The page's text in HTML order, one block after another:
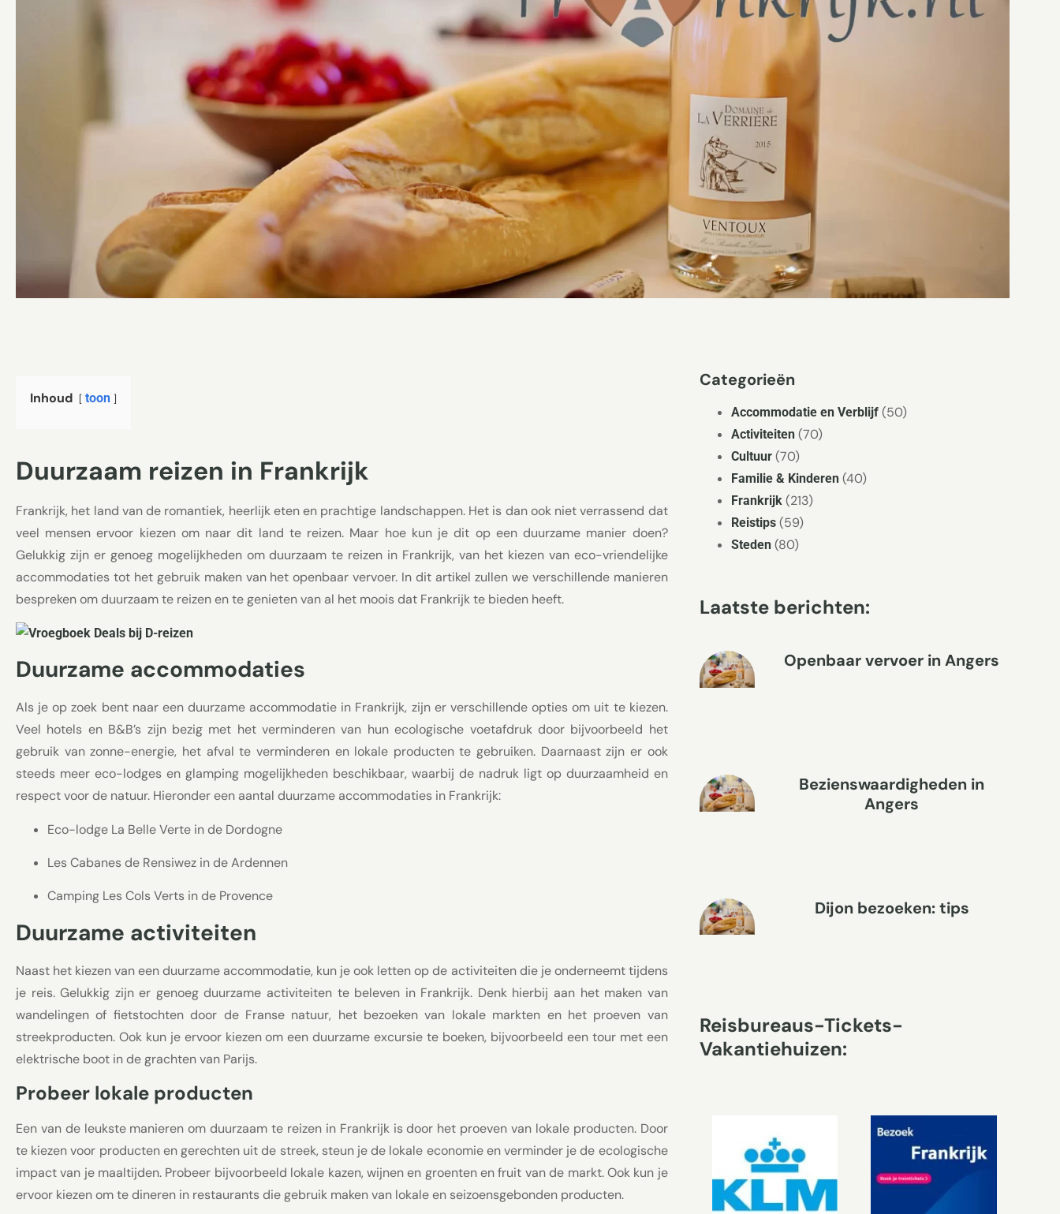
Inhoud toon
Duurzaam reizen in Frankrijk
Frankrijk, het land van de romantiek, heerlijk eten en prachtige landschappen. Het is dan ook niet verrassend dat
veel mensen ervoor kiezen om naar dit land te reizen. Maar hoe kun je dit op een duurzame manier doen?
Gelukkig zijn er genoeg mogelijkheden om duurzaam te reizen in Frankrijk, van het kiezen van eco-vriendelijke
accommodaties tot het gebruik maken van het openbaar vervoer. In dit artikel zullen we verschillende manieren
bespreken om duurzaam te reizen en te genieten van al het moois dat Frankrijk te bieden heeft.
Duurzame accommodaties
Als je op zoek bent naar een duurzame accommodatie in Frankrijk, zijn er verschillende opties om uit te kiezen.
Veel hotels en B&B’s zijn bezig met het verminderen van hun ecologische voetafdruk door bijvoorbeeld het
gebruik van zonne-energie, het afval te verminderen en lokale producten te gebruiken. Daarnaast zijn er ook
steeds meer eco-lodges en glamping mogelijkheden beschikbaar, waarbij de nadruk ligt op duurzaamheid en
respect voor de natuur. Hieronder een aantal duurzame accommodaties in Frankrijk:
Eco-lodge La Belle Verte in de Dordogne
Les Cabanes de Rensiwez in de Ardennen
Camping Les Cols Verts in de Provence
Duurzame activiteiten
Naast het kiezen van een duurzame accommodatie, kun je ook letten op de activiteiten die je onderneemt tijdens
je reis. Gelukkig zijn er genoeg duurzame activiteiten te beleven in Frankrijk. Denk hierbij aan het maken van
wandelingen of fietstochten door de Franse natuur, het bezoeken van lokale markten en het proeven van
streekproducten. Ook kun je ervoor kiezen om een duurzame excursie te boeken, bijvoorbeeld een tour met een
elektrische boot in de grachten van Parijs.
Probeer lokale producten
Een van de leukste manieren om duurzaam te reizen in Frankrijk is door het proeven van lokale producten. Door
te kiezen voor producten en gerechten uit de streek, steun je de lokale economie en verminder je de ecologische
impact van je maaltijden. Probeer bijvoorbeeld lokale kazen, wijnen en groenten en fruit van de markt. Ook kun je
ervoor kiezen om te dineren in restaurants die gebruik maken van lokale en seizoensgebonden producten.
Categorieën
Accommodatie en Verblijf(50)
Activiteiten(70)
Cultuur(70)
Familie & Kinderen(40)
Frankrijk(213)
Reistips(59)
Steden(80)
Laatste berichten:
Openbaar vervoer in Angers
Bezienswaardigheden in
Angers
Dijon bezoeken: tips
Reisbureaus-Tickets-
Vakantiehuizen: